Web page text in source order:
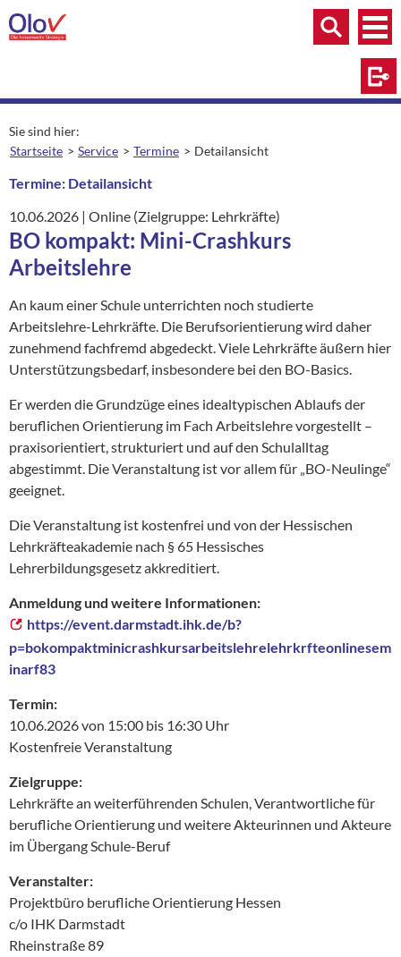
Zum Inhalt springen
Menü
Menü
Suche
Sie sind hier:
Startseite
Service Termine aktuelle Seite:
Detailansicht
Termine: Detailansicht
10.06.2026 | Ort:
Online (Zielgruppe: Lehrkräfte)
BO kompakt: Mini-Crashkurs
Arbeitslehre
An kaum einer Schule unterrichten noch studierte
Arbeitslehre-Lehrkräfte. Die Berufsorientierung wird daher
zunehmend fachfremd abgedeckt. Viele Lehrkräfte äußern hier
Unterstützungsbedarf, insbesondere bei den BO-Basics.
Er werden die Grundzüge eines idealtypischen Ablaufs der
beruflichen Orientierung im Fach Arbeitslehre vorgestellt –
praxisorientiert, strukturiert und auf den Schulalltag
abgestimmt. Die Veranstaltung ist vor allem für „BO-Neulinge“
geeignet.
Die Veranstaltung ist kostenfrei und von der Hessischen
Lehrkräfteakademie nach § 65 Hessisches
Lehrerbildungsgesetz akkreditiert.
Anmeldung und weitere Informationen:
https://event.darmstadt.ihk.de/b?
p=bokompaktminicrashkursarbeitslehrelehrkrfteonlinesem
inarf83
Termin:
10.06.2026 von 15:00 bis 16:30 Uhr
Kostenfreie Veranstaltung
Zielgruppe:
Lehrkräfte an weiterführenden Schulen, Verantwortliche für
berufliche Orientierung und weitere Akteurinnen und Akteure
im Übergang Schule-Beruf
Veranstalter:
Projektbüro berufliche Orientierung Hessen
c/o IHK Darmstadt
Rheinstraße 89